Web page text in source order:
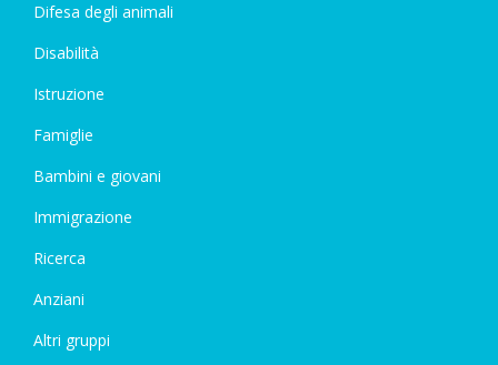
Difesa degli animali
Disabilità
Istruzione
Famiglie
Bambini e giovani
Immigrazione
Ricerca
Anziani
Altri gruppi